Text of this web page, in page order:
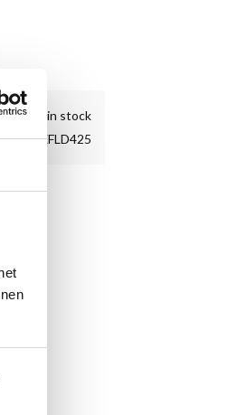
1 pc. in stock
OXFLD425